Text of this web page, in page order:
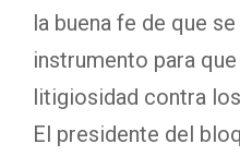
la buena fe de que
instrumento para
litigiosidad contra
El presidente del